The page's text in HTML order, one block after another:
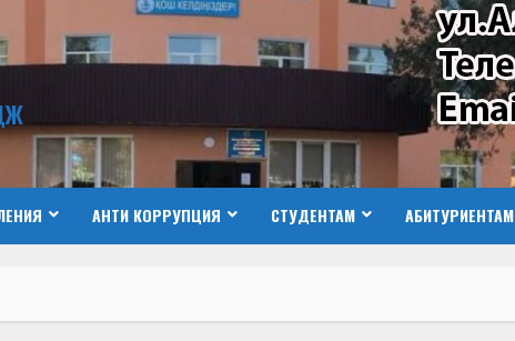
АНТИ КОРРУПЦИЯ СТУДЕНТАМ АБИТУРИЕНТАМ